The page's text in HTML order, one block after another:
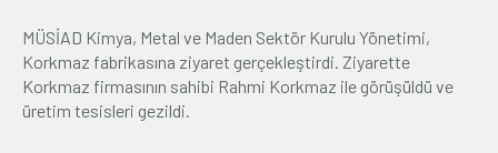
Üyelik
E-İşlemler
MÜSİAD Kimya, Metal ve Maden Sektör Kurulu Yönetimi,
Korkmaz fabrikasına ziyaret gerçekleştirdi. Ziyarette
Korkmaz firmasının sahibi Rahmi Korkmaz ile görüşüldü ve
üretim tesisleri gezildi.